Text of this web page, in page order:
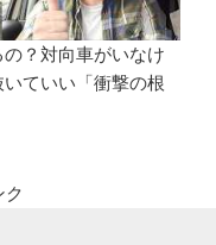
？対向車がいなけ
ていい「衝撃の根
ク